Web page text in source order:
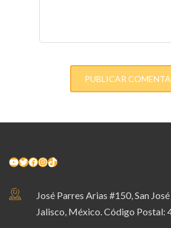
YouTube Twitter Facebook InstagramTikTok
José Parres Arias #150, San
Jalisco, México. Código Postal: